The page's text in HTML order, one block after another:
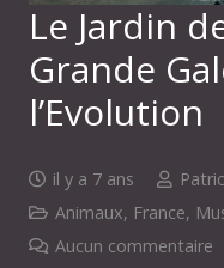
Le Jardin
Grande
l’Evolution
il y a 7 ans
Animaux, France,
Aucun commentaire